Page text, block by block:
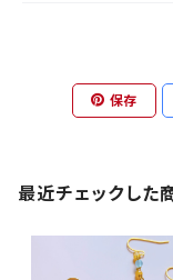
保存
最近チェックした